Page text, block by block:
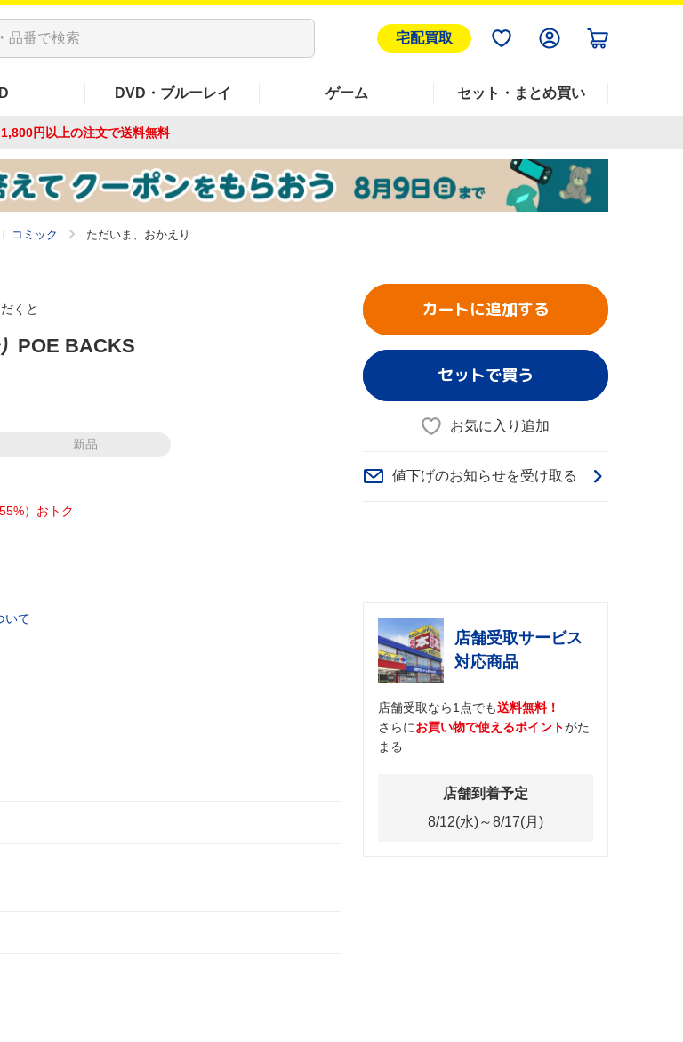
宅配買取
DVD・ブルーレイ ゲーム セット・まとめ買い
1,800円以上の注文で送料無料
コミック ただいま、おかえり
くと
POE BACKS
新品
）おトク
いて
カートに追加する
セットで買う
お気に入り追加
値下げのお知らせを受け取る
店舗受取サービス
対応商品
店舗受取なら1点でも送料無料！
さらにお買い物で使えるポイントがた
まる
店舗到着予定
8/12(水)～8/17(月)